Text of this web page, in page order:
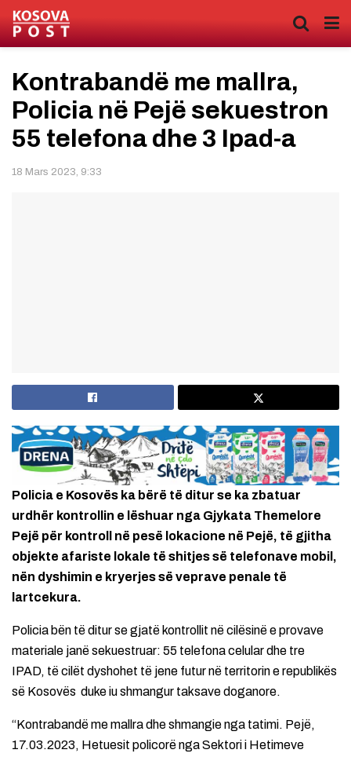
Kontrabandë me mallra,
Policia në Pejë sekuestron
55 telefona dhe 3 Ipad-a
18 Mars 2023, 9:33
Policia e Kosovës ka bërë të ditur se ka zbatuar
urdhër kontrollin e lëshuar nga Gjykata Themelore
Pejë për kontroll në pesë lokacione në Pejë, të gjitha
objekte afariste lokale të shitjes së telefonave mobil,
nën dyshimin e kryerjes së veprave penale të
lartcekura.
Policia bën të ditur se gjatë kontrollit në cilësinë e provave
materiale janë sekuestruar: 55 telefona celular dhe tre
IPAD, të cilët dyshohet të jene futur në territorin e republikës
së Kosovës duke iu shmangur taksave doganore.
“Kontrabandë me mallra dhe shmangie nga tatimi. Pejë,
17.03.2023, Hetuesit policorë nga Sektori i Hetimeve